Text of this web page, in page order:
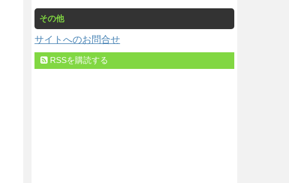
その他
サイトへのお問合せ
RSSを購読する